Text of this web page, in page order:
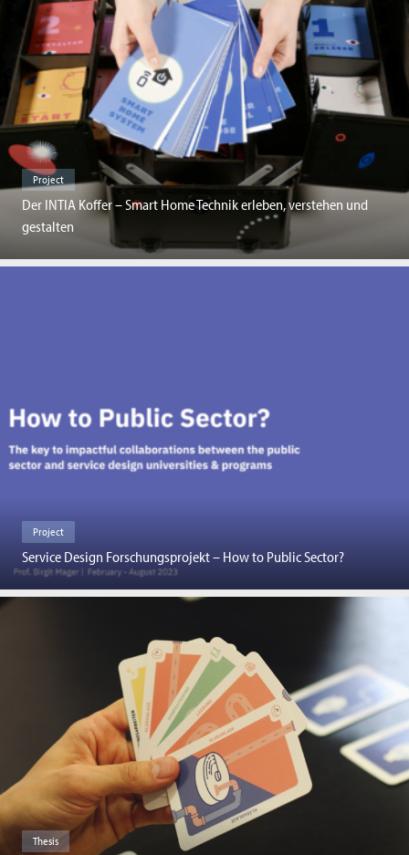
Project
Der INTIA Koffer – Smart Home Technik erleben, verstehen und
gestalten
Project
Service Design Forschungsprojekt – How to Public Sector?
Thesis